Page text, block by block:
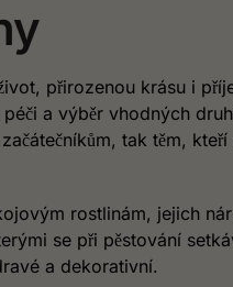
přirozenou krásu i
a výběr vhodných
tak těm,
rostlinám, jejich
se při pěstování
a dekorativní.